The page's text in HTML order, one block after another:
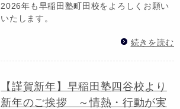
2026年も早稲田塾町田校をよろしくお願い
いたします。
続きを読む
【謹賀新年】早稲田塾四谷校より
新年のご挨拶 ～情熱・行動が実